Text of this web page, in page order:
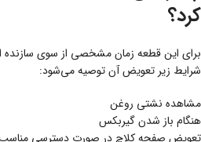
کرد؟
برای این قطعه زمان مشخصی از سوی سازنده
شرایط زیر تعویض آن توصیه می‌شود:
مشاهده نشتی روغن
هنگام باز شدن گیربکس
تعویض صفحه کلاچ در صورت دسترسی